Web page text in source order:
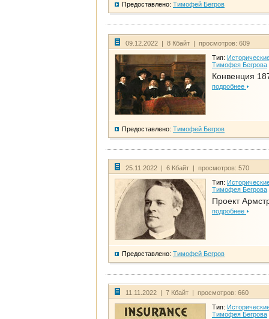
Предоставлено: Тимофей Бегров
09.12.2022 | 8 Кбайт | просмотров: 609
Тип:
Тимофея Бегрова
Конвенция
подробнее
Предоставлено: Тимофей Бегров
25.11.2022 | 6 Кбайт | просмотров: 570
Тип:
Тимофея Бегрова
Проект
подробнее
Предоставлено: Тимофей Бегров
11.11.2022 | 7 Кбайт | просмотров: 660
Тип:
Тимофея Бегрова